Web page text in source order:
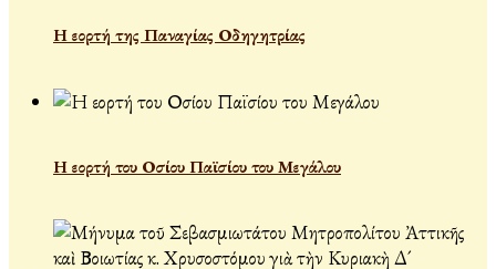
Η εορτή της Παναγίας Οδηγητρίας
Η εορτή του Οσίου Παϊσίου του Μεγάλου